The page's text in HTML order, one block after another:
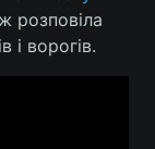
розповіла
і ворогів.